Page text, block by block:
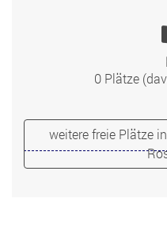
0 Plätze
weitere freie Plätze